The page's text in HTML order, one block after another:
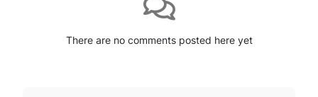
There are no comments posted here yet